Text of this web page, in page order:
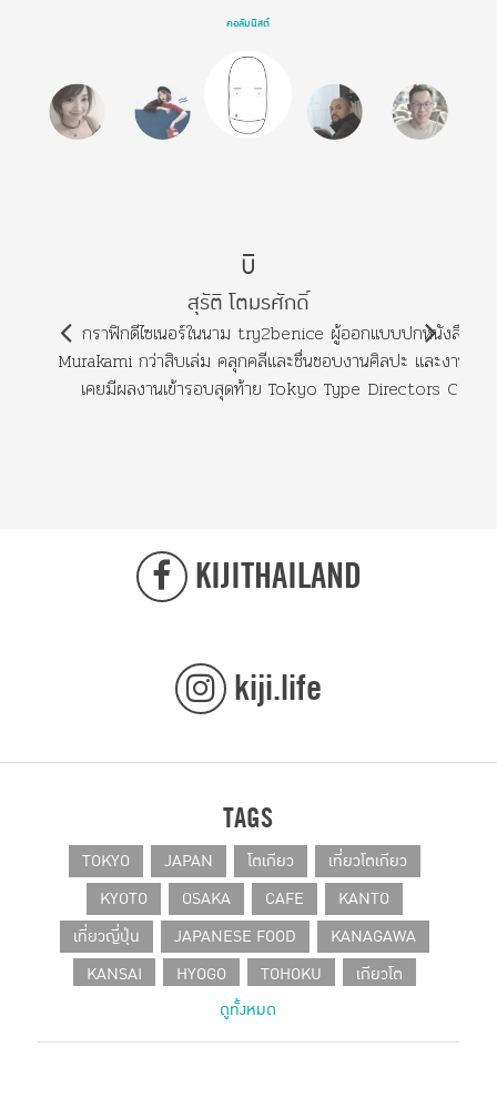
คอลัมนิสต์
บิ
สุรัติ โตมรศักดิ์
กราฟิกดีไซเนอร์ในนาม try2benice ผู้ออกแบบปกหนังสือ
Murakami กว่าสิบเล่ม คลุกคลีและชื่นชอบงานศิลปะ และงานก
เคยมีผลงานเข้ารอบสุดท้าย Tokyo Type Directors Club
kiji.life
KIJITHAILAND
TAGS
TOKYO JAPAN โตเกียว
เที่ยวโตเกียว
KYOTO
OSAKA CAFE
KANTO
เที่ยวญี่ปุ่น
JAPANESE FOOD
KANAGAWA
KANSAI
HYOGO TOHOKU
เกียวโต
CHUBU โอซาก้า
CAFE IN TOKYO
JAPANESE PRODUCT
ดูทั้งหมด